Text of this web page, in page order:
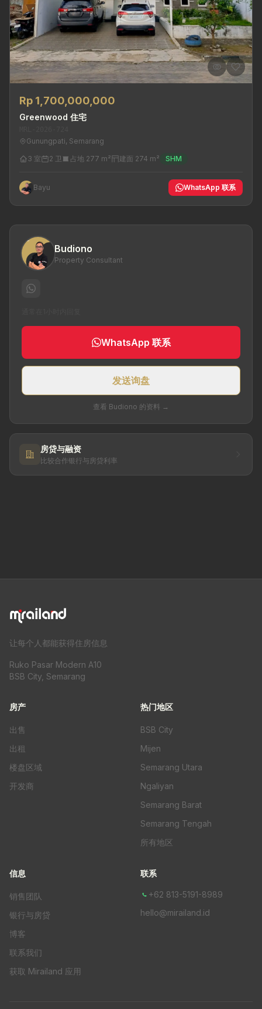
Rp 1,700,000,000
Greenwood 住宅
Gunungpati, Semarang
3 室
2 卫 占地 277 m² 建面 274 m² SHM
Bayu WhatsApp 联系
Budiono
Property Consultant
WhatsApp 联系
发送询盘
查看 Budiono 的资料 →
房贷与融资
比较合作银行与房贷利率
让每个人都能获得住房信息
Ruko Pasar Modern A10
BSB City, Semarang
房产
出售
出租
楼盘区域
开发商
热门地区
BSB City
Mijen
Semarang Utara
Ngaliyan
Semarang Barat
Semarang Tengah
所有地区
信息
销售团队
银行与房贷
博客
联系我们
获取 Mirailand 应用
联系
+62 813-5191-8989
hello@mirailand.id